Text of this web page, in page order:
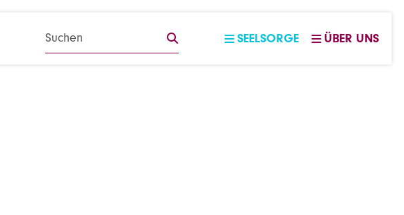
SUCHBEGRIFF SUCHESEELSORGE ÜBER UNS